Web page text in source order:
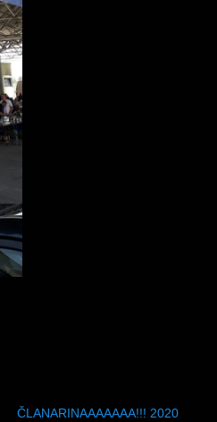
ČLANARINAAAAAAA!!! 2020